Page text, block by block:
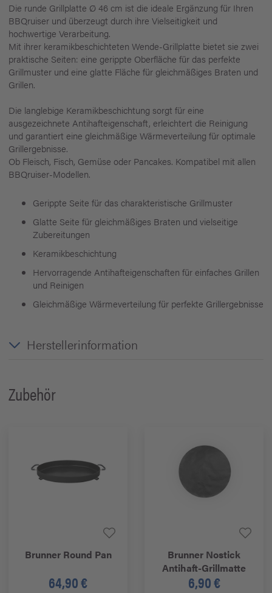
Die runde Grillplatte Ø 46 cm ist die ideale Ergänzung für Ihren
BBQruiser und überzeugt durch ihre Vielseitigkeit und
hochwertige Verarbeitung.
Mit ihrer keramikbeschichteten Wende-Grillplatte bietet sie zwei
praktische Seiten: eine gerippte Oberfläche für das perfekte
Grillmuster und eine glatte Fläche für gleichmäßiges Braten und
Grillen.
Die langlebige Keramikbeschichtung sorgt für eine
ausgezeichnete Antihafteigenschaft, erleichtert die Reinigung
und garantiert eine gleichmäßige Wärmeverteilung für optimale
Grillergebnisse.
Ob Fleisch, Fisch, Gemüse oder Pancakes. Kompatibel mit allen
BBQruiser-Modellen.
Gerippte Seite für das charakteristische Grillmuster
Glatte Seite für gleichmäßiges Braten und vielseitige
Zubereitungen
Keramikbeschichtung
Hervorragende Antihafteigenschaften für einfaches Grillen
und Reinigen
Gleichmäßige Wärmeverteilung für perfekte Grillergebnisse
Herstellerinformation
Zubehör
BrunnerRound Pan
64,90 €
Brunner Nostick
Antihaft-Grillmatte
6,90 €